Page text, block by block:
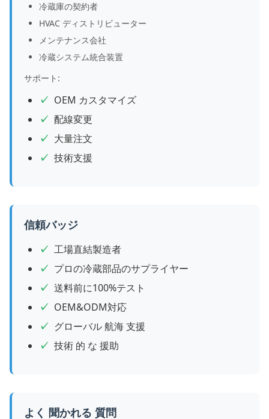
冷蔵庫の契約者
HVAC ディストリビューター
メンテナンス会社
冷蔵システム統合装置
サポート:
OEM カスタマイズ
配線変更
大量注文
技術支援
信頼バッジ
工場直結製造者
プロの冷蔵部品のサプライヤー
送料前に100%テスト
OEM&ODM対応
グローバル 航海 支援
技術 的 な 援助
よく 聞かれる 質問